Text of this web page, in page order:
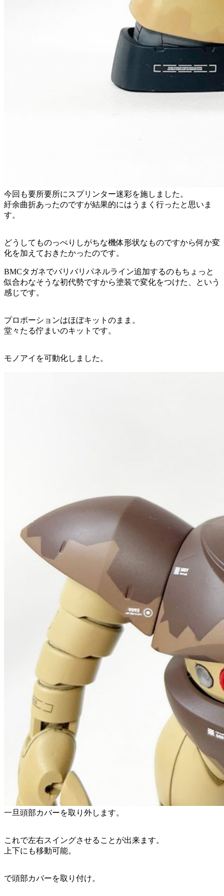
今回も要所要所にスプリンター迷彩を施しました。
紆余曲折あったのですが結果的にはうまく行ったと思いま
す。
どうしてものっぺりしがちな機体形状なものですから何か変
化を加えておきたかったのです。
BMCタガネでバリバリパネルライン追加するのもちょっと
似合わなそうな初代勢ですから塗装で変化をつけた、という
感じです。
プロポーションはほぼキットのまま。
堂々たる佇まいのキットです。
モノアイを可動化しました。
一旦頭部カバーを取り外します。
これで左右スイングさせることが出来ます。
上下にも移動可能。
で頭部カバーを取り付け。